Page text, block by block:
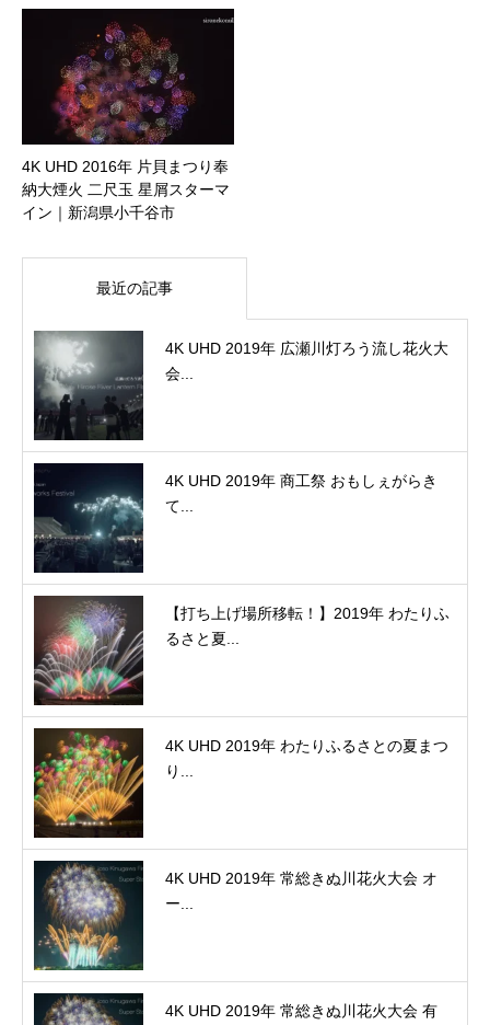
4K UHD 2016年 片貝まつり奉
納大煙火 二尺玉 星屑スターマ
イン｜新潟県小千谷市
最近の記事
4K UHD 2019年 広瀬川灯ろう流し花火大
会...
4K UHD 2019年 商工祭 おもしぇがらき
て...
【打ち上げ場所移転！】2019年 わたりふ
るさと夏...
4K UHD 2019年 わたりふるさとの夏まつ
り...
4K UHD 2019年 常総きぬ川花火大会 オ
ー...
4K UHD 2019年 常総きぬ川花火大会 有